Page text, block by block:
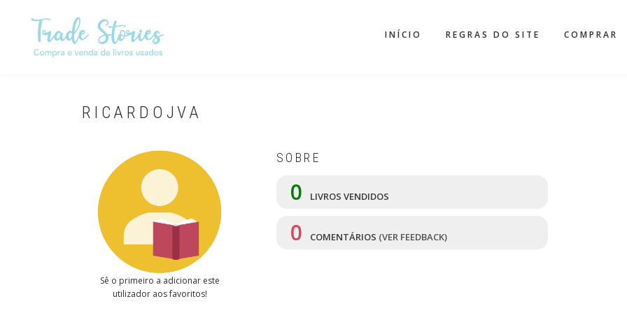
conteúdo
INÍCIO REGRAS DO SITE COMPRAR
RICARDOJVA
Sê o primeiro a adicionar este
utilizador aos favoritos!
SOBRE
0 LIVROS VENDIDOS
0 COMENTÁRIOS (VER FEEDBACK)